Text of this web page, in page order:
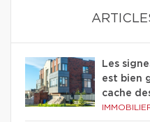
Les
est bien
cache